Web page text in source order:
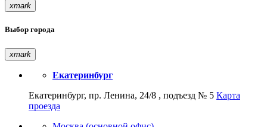
xmark
Выбор города
xmark
Екатеринбург
Екатеринбург, пр. Ленина, 24/8 , подъезд № 5 Карта
проезда